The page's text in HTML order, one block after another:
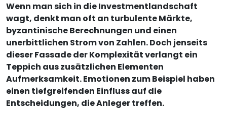
Wenn man sich in die Investmentlandschaft
wagt, denkt man oft an turbulente Märkte,
byzantinische Berechnungen und einen
unerbittlichen Strom von Zahlen. Doch jenseits
dieser Fassade der Komplexität verlangt ein
Teppich aus zusätzlichen Elementen
Aufmerksamkeit. Emotionen zum Beispiel haben
einen tiefgreifenden Einfluss auf die
Entscheidungen, die Anleger treffen.